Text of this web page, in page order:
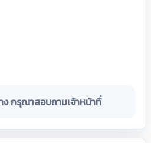
ง กรุณาสอบถามเจ้าหน้าที่